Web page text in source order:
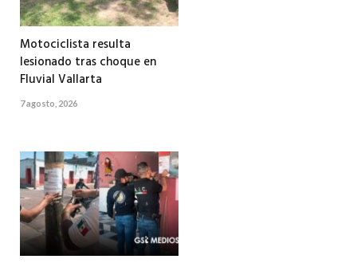
Motociclista resulta
lesionado tras choque en
Fluvial Vallarta
7 agosto, 2026